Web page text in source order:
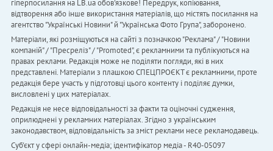
гіперпосилання на LB.ua обов'язкове! Передрук, копіювання,
відтворення або інше використання матеріалів, що містять посилання на
агентство "Українськi Новини" й "Українська Фото Група", заборонено.
Матеріали, які розміщуються на сайті з позначкою "Реклама" / "Новини
компаній" / "Пресреліз" / "Promoted", є рекламними та публікуються на
правах реклами. Редакція може не поділяти погляди, які в них
представлені. Матеріали з плашкою СПЕЦПРОЄКТ є рекламними, проте
редакція бере участь у підготовці цього контенту і поділяє думки,
висловлені у цих матеріалах.
Редакція не несе відповідальності за факти та оціночні судження,
оприлюднені у рекламних матеріалах. Згідно з українським
законодавством, відповідальність за зміст реклами несе рекламодавець.
Cуб'єкт у сфері онлайн-медіа; ідентифікатор медіа - R40-05097